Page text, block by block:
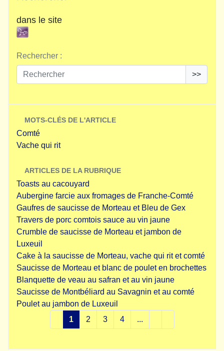
dans le site
Rechercher :
>>
MOTS-CLÉS DE L'ARTICLE
Comté
Vache qui rit
ARTICLES DE LA RUBRIQUE
Toasts au cacouyard
Aubergine farcie aux fromages de Franche-Comté
Gaufres de saucisse de Morteau et Bleu de Gex
Travers de porc comtois sauce au vin jaune
Crumble de saucisse de Morteau et jambon de
Luxeuil
Cake à la saucisse de Morteau, vache qui rit et comté
Saucisse de Morteau et blanc de poulet en brochettes
Blanquette de veau au safran et au vin jaune
Saucisse de Montbéliard au Savagnin et au comté
Poulet au jambon de Luxeuil
1
2 3 4 ...